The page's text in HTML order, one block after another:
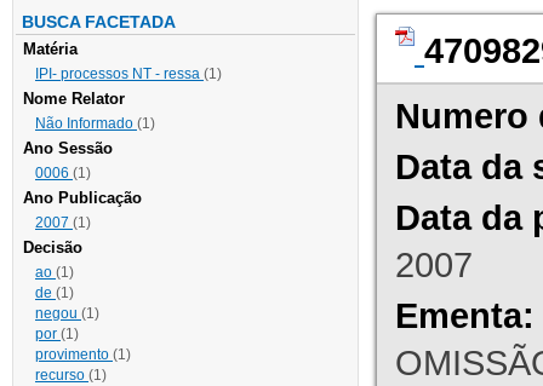
BUSCA FACETADA
Matéria
IPI- processos NT - ressa (1)
Nome Relator
Não Informado (1)
Ano Sessão
0006 (1)
Ano Publicação
2007 (1)
Decisão
ao (1)
de (1)
negou (1)
por (1)
provimento (1)
recurso (1)
Numero
Data da
Data da
2007
Ementa: